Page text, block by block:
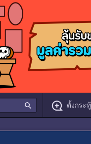
ตั้งกระทู้